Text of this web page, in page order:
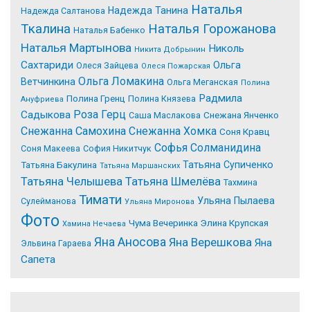
Надежда Салтанова Надежда Танина Наталья
Tкалина Наталья Бабенко Наталья Горожанова
Наталья Мартынова Никита Добрынин Николь
Сахтариди Олеся Зайцева Олеся Пожарская Ольга
Ветчинкина Ольга Ломакина Ольга Меганская Полина
Ануфриева Полина Гренц Полина Князева Радмила
Садыкова Роза Герц Саша Маслакова Снежана Янченко
Снежанна Самохина Снежанна Хомка Соня Кравц
Соня Макеева София Никитчук Софья Солманидина
Татьяна Бакулина Татьяна Маршанских Татьяна Супиченко
Татьяна Челышева Татьяна Шмелёва Тахмина
Сулейманова Тимати Ульяна Миронова Ульяна Пылаева
Фото Хамина Нечаева Чума Вечеринка Элина Крупская
Эльвина Гараева Яна Аносова Яна Верешкова Яна
Сапета